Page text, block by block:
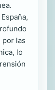
España,
por las
lo